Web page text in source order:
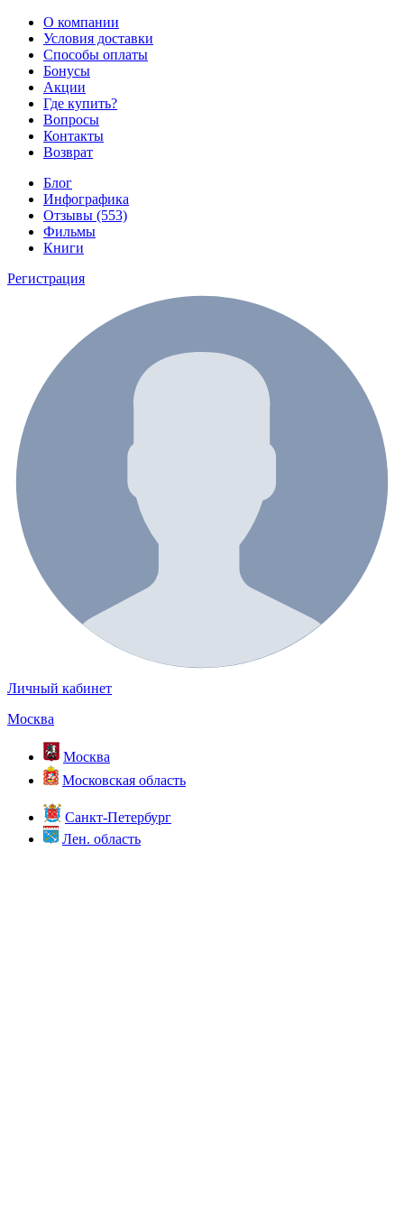
О компании
Условия доставки
Способы оплаты
Бонусы
Акции
Где купить?
Вопросы
Контакты
Возврат
Блог
Инфографика
Отзывы (553)
Фильмы
Книги
Регистрация
Личный кабинет
Москва
Москва
Московская область
Санкт-Петербург
Лен. область